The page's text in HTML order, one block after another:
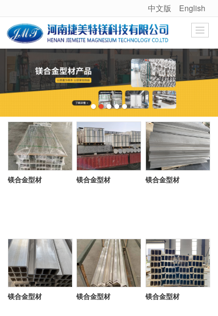
很遗憾，因您的浏览器版本过低导致无法获得最佳浏览体验，推荐下载安装谷歌浏览器！
中文版 English
镁合金型材 镁合金型材 镁合金型材
镁合金型材 镁合金型材 镁合金型材